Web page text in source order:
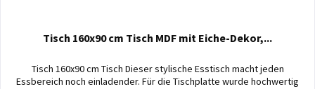
Tisch 160x90 cm Tisch MDF mit Eiche-Dekor,...
Tisch 160x90 cm Tisch Dieser stylische Esstisch macht jeden
Essbereich noch einladender. Für die Tischplatte wurde hochwertig